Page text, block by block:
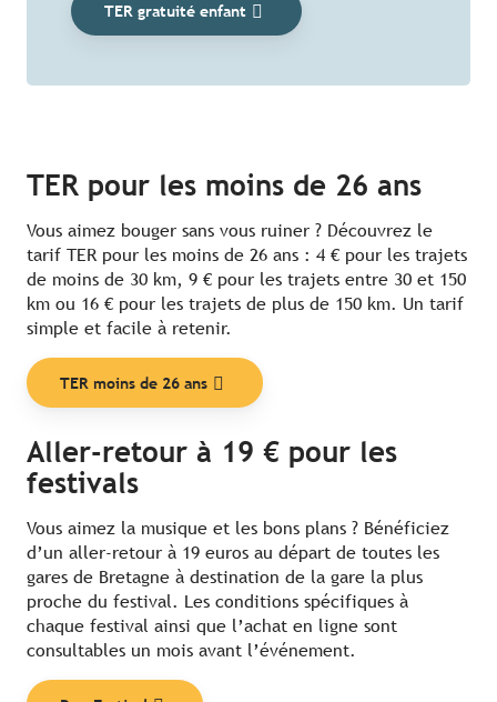
TER gratuité enfant
TER pour les moins de 26 ans
Vous aimez bouger sans vous ruiner ? Découvrez le
tarif TER pour les moins de 26 ans : 4 € pour les trajets
de moins de 30 km, 9 € pour les trajets entre 30 et 150
km ou 16 € pour les trajets de plus de 150 km. Un tarif
simple et facile à retenir.
TER moins de 26 ans
Aller-retour à 19 € pour les
festivals
Vous aimez la musique et les bons plans ? Bénéficiez
d’un aller-retour à 19 euros au départ de toutes les
gares de Bretagne à destination de la gare la plus
proche du festival. Les conditions spécifiques à
chaque festival ainsi que l’achat en ligne sont
consultables un mois avant l’événement.